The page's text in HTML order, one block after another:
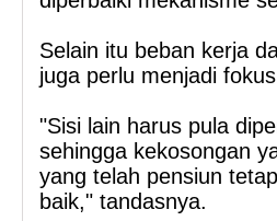
Selain itu beban kerja
juga perlu menjadi
"Sisi lain harus pula
sehingga kekosongan
yang telah pensiun
baik," tandasnya.